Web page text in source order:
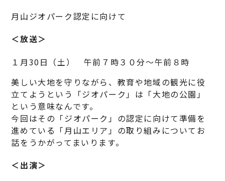
月山ジオパーク認定に向けて
＜放送＞
１月30日（土） 午前７時３０分～午前８時
美しい大地を守りながら、教育や地域の観光に役
立てようという「ジオパーク」は「大地の公園」
という意味なんです。
今回はその「ジオパーク」の認定に向けて準備を
進めている「月山エリア」の取り組みについてお
話をうかがってまいります。
＜出演＞